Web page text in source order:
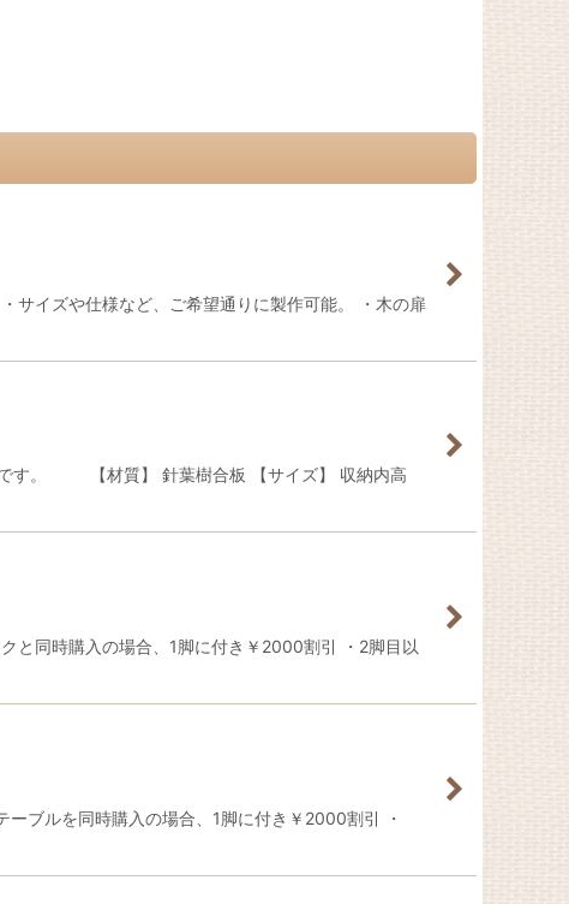
サイズや仕様など、ご希望通りに製作可能。 ・木の扉
です。 【材質】 針葉樹合板 【サイズ】 収納内高
と同時購入の場合、1脚に付き￥2000割引 ・2脚目以
ブルを同時購入の場合、1脚に付き￥2000割引 ・